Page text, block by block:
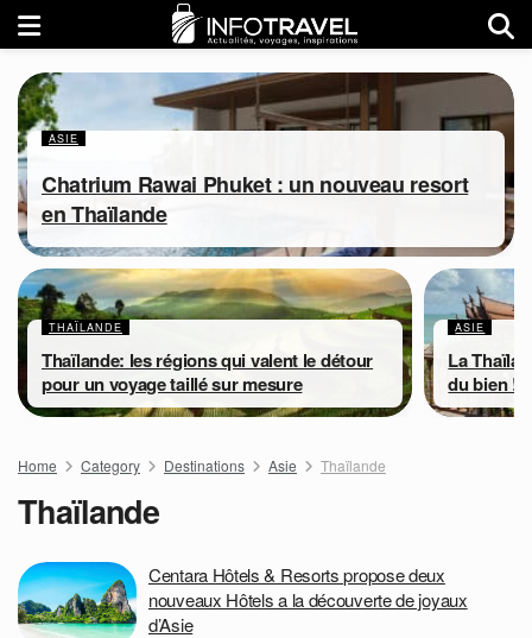
ASIE
Chatrium Rawai Phuket : un nouveau resort
en Thaïlande
THAÏLANDE
Thaïlande: les régions qui valent le détour
pour un voyage taillé sur mesure
ASIE
La
du bien !
Home Category Destinations Asie Thaïlande
Thaïlande
Centara Hôtels & Resorts propose deux
nouveaux Hôtels a la découverte de joyaux
d’Asie